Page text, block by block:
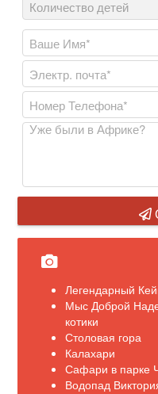
Легендарный
Мыс Доброй
котики
Столовая гора
Калахари
Сафари в парке
Водопад